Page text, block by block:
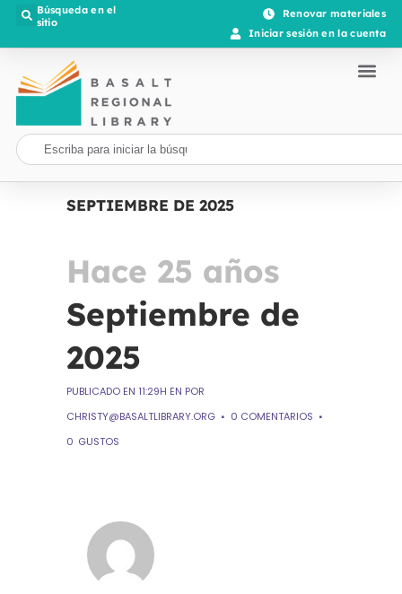
Búsqueda en el
sitio
Renovar materiales
Iniciar sesión en la cuenta
SEPTIEMBRE DE 2025
Hace 25 años
Septiembre de
2025
PUBLICADO EN 11:29H EN POR
CHRISTY@BASALTLIBRARY.ORG
0 COMENTARIOS
0 GUSTOS